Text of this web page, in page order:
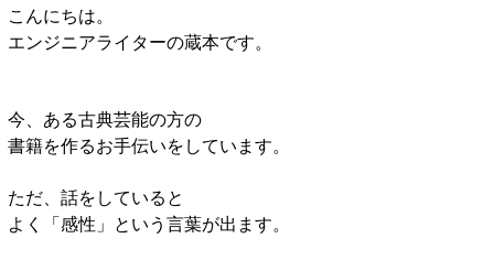
こんにちは。
エンジニアライターの蔵本です。
今、ある古典芸能の方の
書籍を作るお手伝いをしています。
ただ、話をしていると
よく「感性」という言葉が出ます。